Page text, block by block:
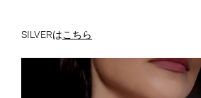
SILVERはこちら